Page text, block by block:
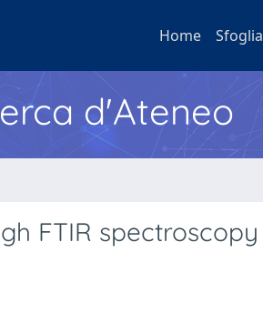
Home Sfoglia
d'Ateneo
FTIR spectroscopy